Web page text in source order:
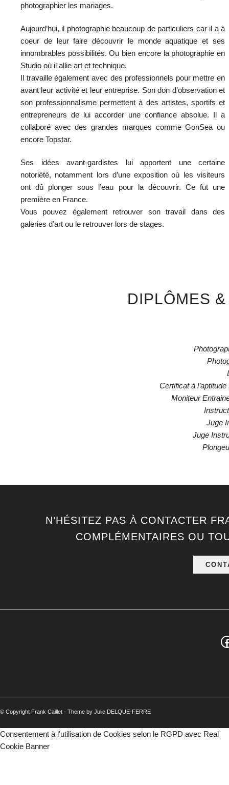
photographier les mariages.
Aujourd’hui, il photographie beaucoup de particuliers car il a à
coeur de leur faire découvrir le monde aquatique et ses
innombrables possibilités. Ou bien encore la photographie en
Studio où il allie art et technique.
Il travaille également avec des professionnels pour mettre en
avant leur activité et leur entreprise. Son don d’observation et
son professionnalisme permettent à des artistes, sportifs et
entrepreneurs de lui accorder une confiance absolue. Il a
collaboré avec des grandes marques comme GonSea ou
encore Topstar.
Ses idées avant-gardistes lui apportent une certaine
notoriété, notamment lors d’une exposition où les visiteurs
ont dû plonger sous l’eau pour la découvrir. Ce fut une
première en France.
Vous pouvez également retrouver son travail dans des
galeries d’art ou le retrouver lors de stages.
DIPLÔMES
Certificat à
Moniteur
Juge
Juge
N’HÉSITEZ PAS À CONTACTER
COMPLÉMENTAIRES OU
© Copyright Frank Caillet - Theme by Julie DELQUE-FERRE
Consentement à l'utilisation de Cookies selon le RGPD avec Real
Cookie Banner